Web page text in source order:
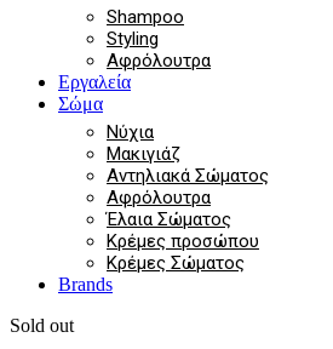
Shampoo
Styling
Αφρόλουτρα
Εργαλεία
Σώμα
Νύχια
Μακιγιάζ
Αντηλιακά Σώματος
Αφρόλουτρα
Έλαια Σώματος
Κρέμες προσώπου
Κρέμες Σώματος
Brands
Sold out